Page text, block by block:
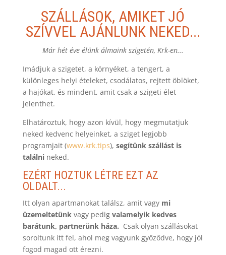
SZÁLLÁSOK, AMIKET JÓ
SZÍVVEL AJÁNLUNK NEKED...
Már hét éve élünk álmaink szigetén, Krk-en...
Imádjuk a szigetet, a környéket, a tengert, a
különleges helyi ételeket, csodálatos, rejtett öblöket,
a hajókat, és mindent, amit csak a szigeti élet
jelenthet.
Elhatároztuk, hogy azon kívül, hogy megmutatjuk
neked kedvenc helyeinket, a sziget legjobb
programjait (www.krk.tips), segítünk szállást is
találnineked.
EZÉRT HOZTUK LÉTRE EZT AZ
OLDALT...
Itt olyan apartmanokat találsz, amit vagy mi
üzemeltetünkvagy pedig valamelyik kedves
barátunk, partnerünk háza. Csak olyan szállásokat
soroltunk itt fel, ahol meg vagyunk győződve, hogy jól
fogod magad ott érezni.